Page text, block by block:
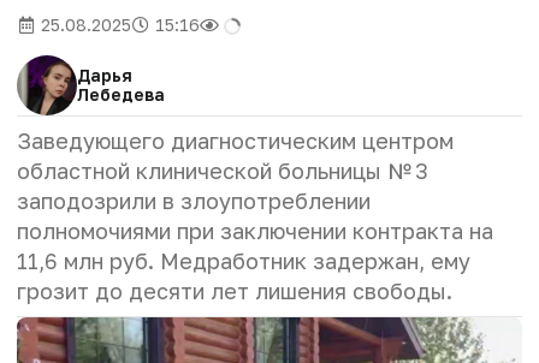
25.08.2025 15:16
Дарья
Лебедева
Заведующего диагностическим центром
областной клинической больницы № 3
заподозрили в злоупотреблении
полномочиями при заключении контракта на
11,6 млн руб. Медработник задержан, ему
грозит до десяти лет лишения свободы.